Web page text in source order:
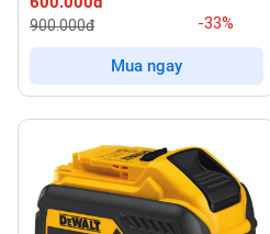
900.000đ -33%
Mua ngay